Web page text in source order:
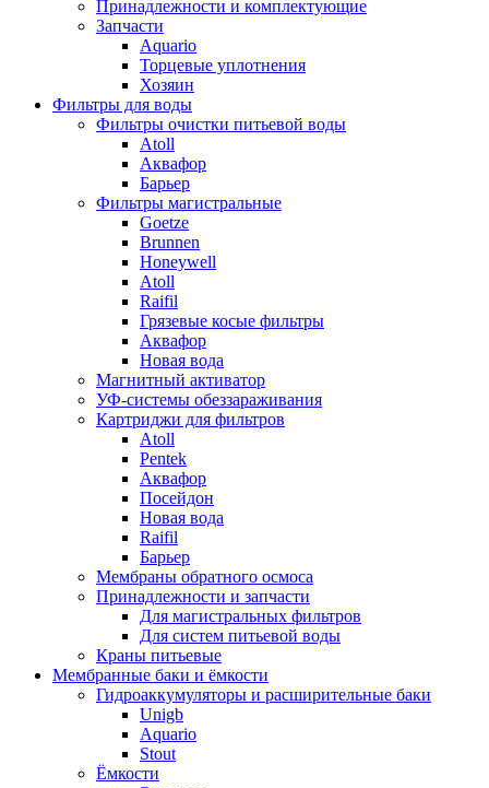
Принадлежности и комплектующие
Запчасти
Aquario
Торцевые уплотнения
Хозяин
Фильтры для воды
Фильтры очистки питьевой воды
Atoll
Аквафор
Барьер
Фильтры магистральные
Goetze
Brunnen
Honeywell
Atoll
Raifil
Грязевые косые фильтры
Аквафор
Новая вода
Магнитный активатор
УФ-системы обеззараживания
Картриджи для фильтров
Atoll
Pentek
Аквафор
Посейдон
Новая вода
Raifil
Барьер
Мембраны обратного осмоса
Принадлежности и запчасти
Для магистральных фильтров
Для систем питьевой воды
Краны питьевые
Мембранные баки и ёмкости
Гидроаккумуляторы и расширительные баки
Unigb
Aquario
Stout
Ёмкости